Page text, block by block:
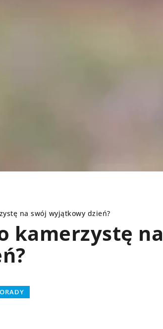
na swój wyjątkowy dzień?
kamerzystę na